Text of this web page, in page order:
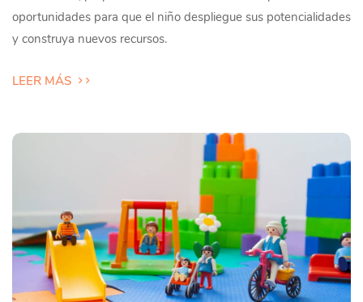
oportunidades para que el niño despliegue sus potencialidades
y construya nuevos recursos.
LEER MÁS